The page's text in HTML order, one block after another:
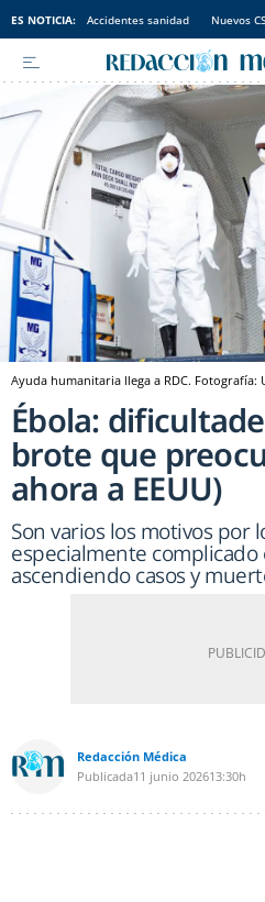
ES NOTICIA: Accidentes sanidad Nuevos
Ayuda humanitaria llega a RDC. Fotografía:
Ébola:
brote que
ahora a EEUU)
Son varios los motivos por
especialmente
ascendiendo casos y
Redacción Médica
Publicada11 junio 202613:30h